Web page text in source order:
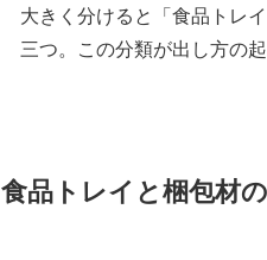
大きく分けると「食品トレ
三つ。この分類が出し方の起
食品トレイと梱包材